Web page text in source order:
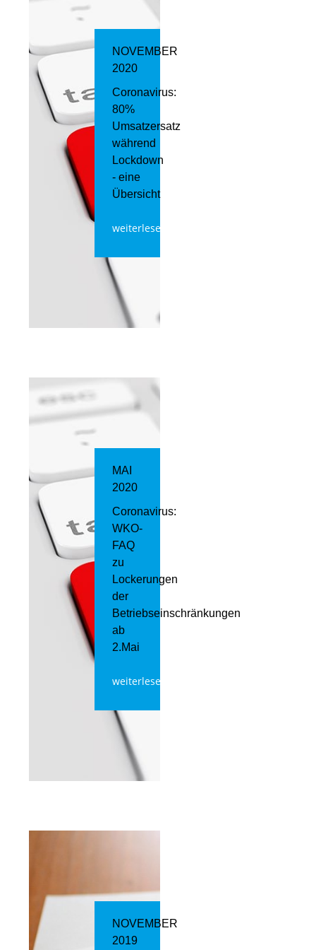
NOVEMBER
2020
Coronavirus:
80%
Umsatzersatz
während
Lockdown
- eine
Übersicht
weiterlesen
MAI
2020
Coronavirus:
WKO-
FAQ
zu
Lockerungen
der
Betriebseinschränkungen
ab
2.Mai
weiterlesen
NOVEMBER
2019